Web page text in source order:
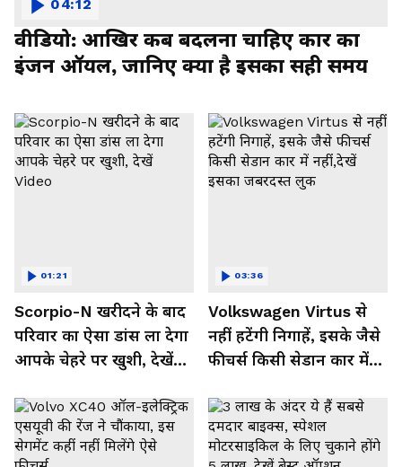
वीडियो: आखिर कब बदलना चाहिए कार का
इंजन ऑयल, जानिए क्या है इसका सही समय
04:12
Scorpio-N खरीदने के बाद
परिवार का ऐसा डांस ला देगा
आपके चेहरे पर खुशी, देखें
01:21
Volkswagen Virtus से
नहीं हटेंगी निगाहें, इसके जैसे
फीचर्स किसी सेडान कार में
03:36